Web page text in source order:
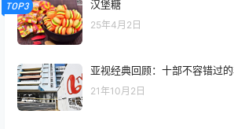
TOP3 汉堡糖
25年4月2日
亚视经典回顾：十部不容错过
21年10月2日